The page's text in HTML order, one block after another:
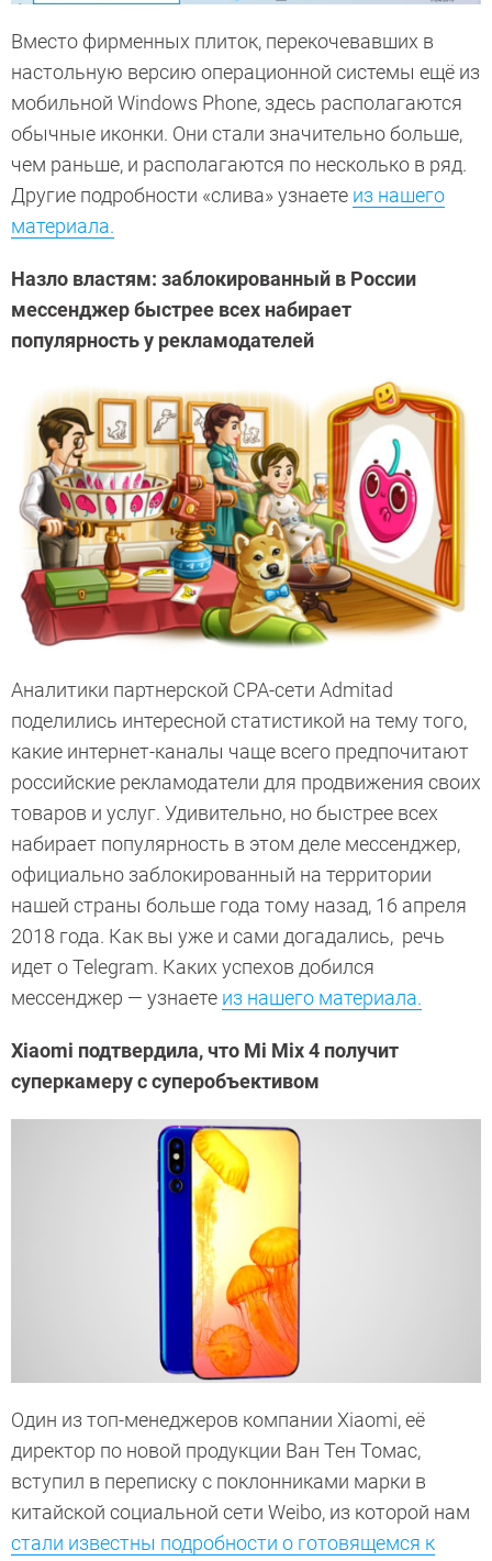
Вместо фирменных плиток, перекочевавших в
настольную версию операционной системы ещё из
мобильной Windows Phone, здесь располагаются
обычные иконки. Они стали значительно больше,
чем раньше, и располагаются по несколько в ряд.
Другие подробности «слива» узнаете из нашего
материала.
Назло властям: заблокированный в России
мессенджер быстрее всех набирает
популярность у рекламодателей
Аналитики партнерской СРА-сети Admitad
поделились интересной статистикой на тему того,
какие интернет-каналы чаще всего предпочитают
российские рекламодатели для продвижения своих
товаров и услуг. Удивительно, но быстрее всех
набирает популярность в этом деле мессенджер,
официально заблокированный на территории
нашей страны больше года тому назад, 16 апреля
2018 года. Как вы уже и сами догадались, речь
идет о Telegram. Каких успехов добился
мессенджер — узнаете из нашего материала.
Xiaomi подтвердила, что Mi Mix 4 получит
суперкамеру с суперобъективом
Один из топ-менеджеров компании Xiaomi, её
директор по новой продукции Ван Тен Томас,
вступил в переписку с поклонниками марки в
китайской социальной сети Weibo, из которой нам
стали известны подробности о готовящемся к